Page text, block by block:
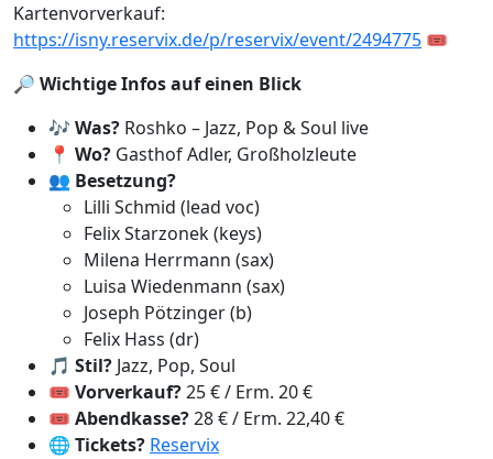
Kartenvorverkauf:
https://isny.reservix.de/p/reservix/event/2494775 🎟️
🔎 Wichtige Infos auf einen Blick
🎶 Was? Roshko – Jazz, Pop & Soul live
📍 Wo? Gasthof Adler, Großholzleute
👥 Besetzung?
Lilli Schmid (lead voc)
Felix Starzonek (keys)
Milena Herrmann (sax)
Luisa Wiedenmann (sax)
Joseph Pötzinger (b)
Felix Hass (dr)
🎵 Stil? Jazz, Pop, Soul
🎟️ Vorverkauf?25 € / Erm. 20 €
🎟️ Abendkasse?28 € / Erm. 22,40 €
🌐 Tickets? Reservix